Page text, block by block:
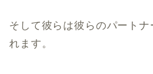
そして彼らは彼らのパート
れます。